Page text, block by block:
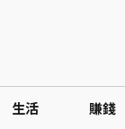
生活 賺錢